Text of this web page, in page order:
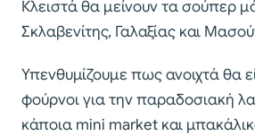
Κλειστά θα μείνουν τα σούπερ
Σκλαβενίτης, Γαλαξίας και
Υπενθυμίζουμε πως ανοιχτά θα
φούρνοι για την παραδοσιακή
κάποια mini market και